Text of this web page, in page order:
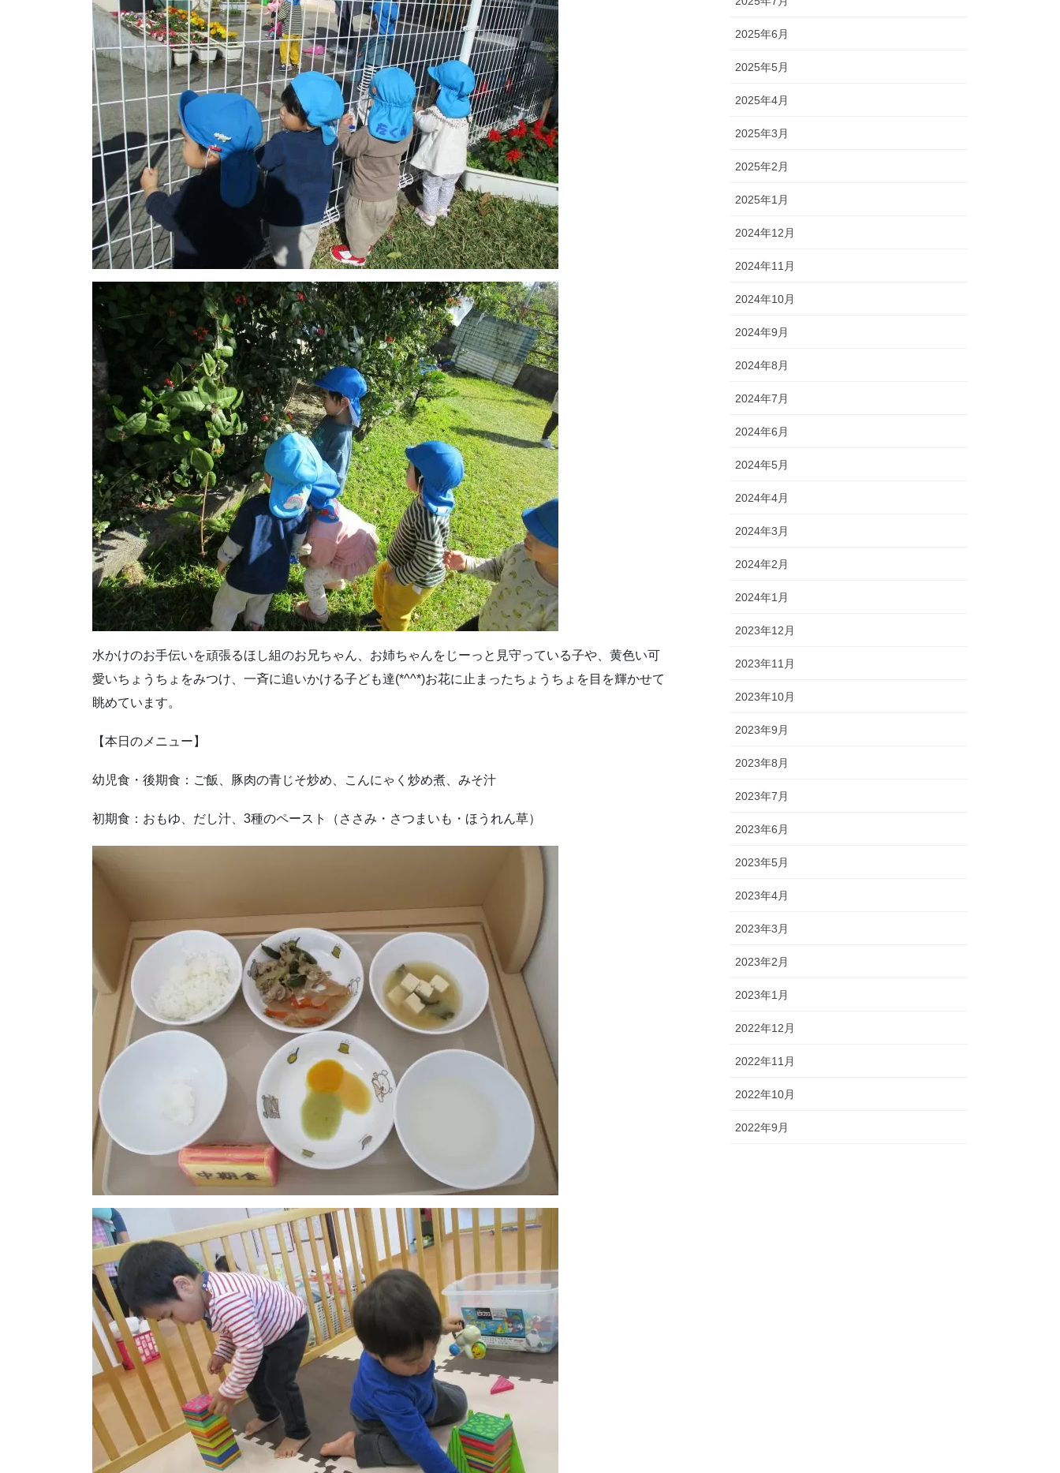
水かけのお手伝いを頑張るほし組のお兄ちゃん、お姉ちゃんをじーっと見守っている子や、黄色い可
愛いちょうちょをみつけ、一斉に追いかける子ども達(*^^*)お花に止まったちょうちょを目を輝かせて
眺めています。
【本日のメニュー】
幼児食・後期食：ご飯、豚肉の青じそ炒め、こんにゃく炒め煮、みそ汁
初期食：おもゆ、だし汁、3種のペースト（ささみ・さつまいも・ほうれん草）
2025年6月
2025年5月
2025年4月
2025年3月
2025年2月
2025年1月
2024年12月
2024年11月
2024年10月
2024年9月
2024年8月
2024年7月
2024年6月
2024年5月
2024年4月
2024年3月
2024年2月
2024年1月
2023年12月
2023年11月
2023年10月
2023年9月
2023年8月
2023年7月
2023年6月
2023年5月
2023年4月
2023年3月
2023年2月
2023年1月
2022年12月
2022年11月
2022年10月
2022年9月